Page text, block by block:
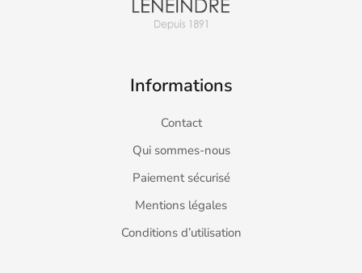
Informations
Contact
Qui sommes-nous
Paiement sécurisé
Mentions légales
Conditions d’utilisation